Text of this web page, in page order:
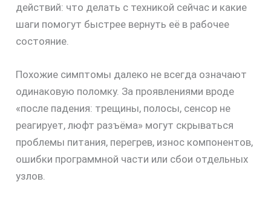
действий: что делать с техникой сейчас и какие
шаги помогут быстрее вернуть её в рабочее
состояние.
Похожие симптомы далеко не всегда означают
одинаковую поломку. За проявлениями вроде
«после падения: трещины, полосы, сенсор не
реагирует, люфт разъёма» могут скрываться
проблемы питания, перегрев, износ компонентов,
ошибки программной части или сбои отдельных
узлов.